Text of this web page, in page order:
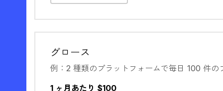
グロース
例：2 種類のプラットフォームで毎日 100 件の
1 ヶ月あたり $100